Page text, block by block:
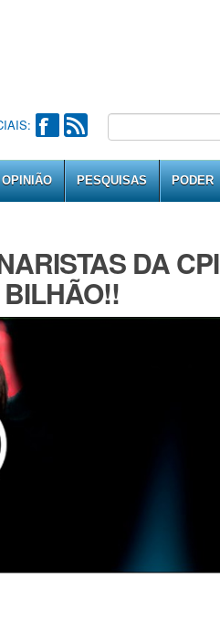
OPINIÃO PESQUISAS PODER
DA CPI